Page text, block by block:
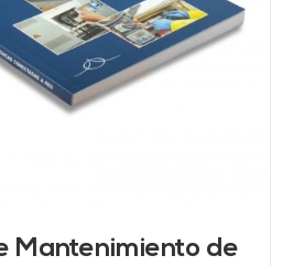
Mantenimiento de